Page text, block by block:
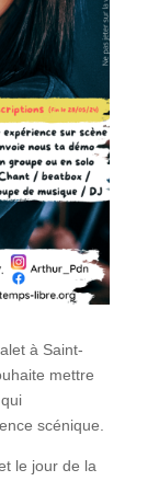
à Saint-
mettre
scénique.
le jour de la